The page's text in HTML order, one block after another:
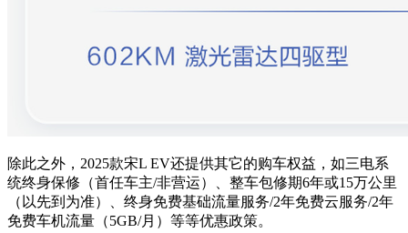
除此之外，2025款宋L EV还提供其它的购车权益，如三电系
统终身保修（首任车主/非营运）、整车包修期6年或15万公里
（以先到为准）、终身免费基础流量服务/2年免费云服务/2年
免费车机流量（5GB/月）等等优惠政策。